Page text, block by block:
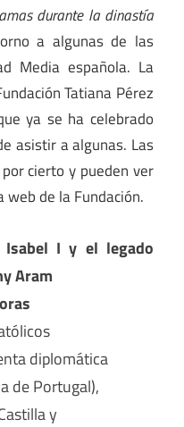
durante la dinastía
a algunas de las
Media española. La
Tatiana Pérez
ya se ha celebrado
asistir a algunas. Las
cierto y pueden ver
de la Fundación.
I y el legado
Aram
diplomática
de Portugal),
y